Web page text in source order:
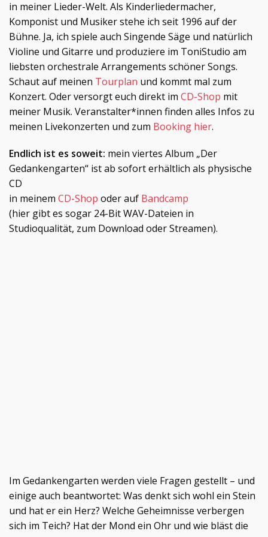
in meiner Lieder-Welt. Als Kinderliedermacher,
Komponist und Musiker stehe ich seit 1996 auf der
Bühne. Ja, ich spiele auch Singende Säge und natürlich
Violine und Gitarre und produziere im ToniStudio am
liebsten orchestrale Arrangements schöner Songs.
Schaut auf meinen Tourplan und kommt mal zum
Konzert. Oder versorgt euch direkt im CD-Shop mit
meiner Musik. Veranstalter*innen finden alles Infos zu
meinen Livekonzerten und zum Booking hier.
Endlich ist es soweit: mein viertes Album „Der
Gedankengarten“ ist ab sofort erhältlich als physische
CD
in meinem CD-Shop oder auf Bandcamp
(hier gibt es sogar 24-Bit WAV-Dateien in
Studioqualität, zum Download oder Streamen).
Im Gedankengarten werden viele Fragen gestellt – und
einige auch beantwortet: Was denkt sich wohl ein Stein
und hat er ein Herz? Welche Geheimnisse verbergen
sich im Teich? Hat der Mond ein Ohr und wie bläst die